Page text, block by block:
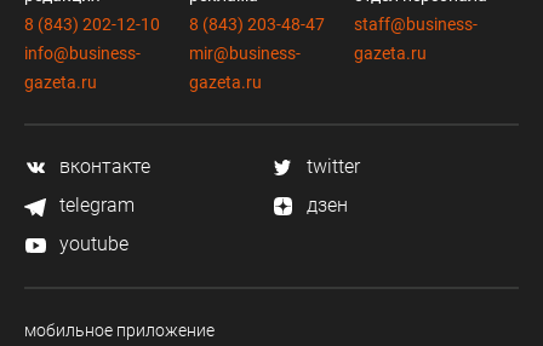
8 (843) 202-12-10
info@business-
gazeta.ru
8 (843) 203-48-47
mir@business-
gazeta.ru
staff@business-
gazeta.ru
вконтакте
twitter
telegram
дзен
youtube
мобильное приложение